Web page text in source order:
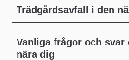
Trädgårdsavfall i den
Vanliga frågor och svar
nära dig